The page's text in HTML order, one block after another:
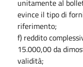
unitamente al
evince il tipo di
riferimento;
f) reddito
15.000,00 da
validità;